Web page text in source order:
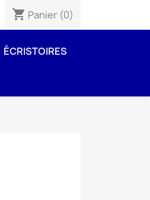
shopping_cart Panier (0)
ÉCRISTOIRES